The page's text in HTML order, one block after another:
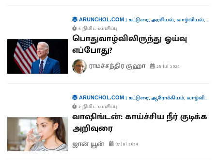
ARUNCHOL.COM| கட்டுரை,அரசியல், வாழ்வியல்,
5 நிமிட வாசிப்பு
பொதுவாழ்விலிருந்து ஓய்வு
எப்போது?
ராமச்சந்திர குஹா 28 Jul 2024
ARUNCHOL.COM| கட்டுரை,ஆரோக்கியம், வாழ்வியல்
2 நிமிட வாசிப்பு
வாஷிங்டன்: காய்ச்சிய நீர் குடிக்க
அறிவுரை
ஜான் யூன் 07 Jul 2024